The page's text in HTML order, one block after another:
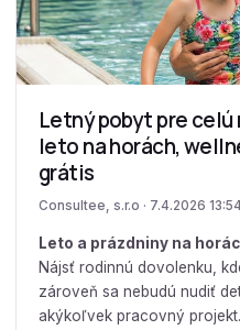
Letný pobyt pre
leto na horách,
grátis
Consultee, s.r.o · 7.4.2026
Leto a prázdniny na
Nájsť rodinnú dovolenku,
zároveň sa nebudú nudiť
akýkoľvek pracovný